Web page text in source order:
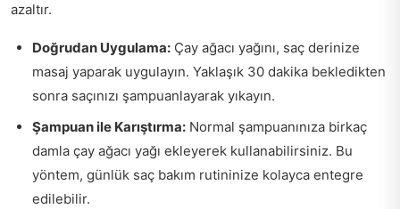
azaltır.
Doğrudan Uygulama: Çay ağacı yağını, saç derinize
masaj yaparak uygulayın. Yaklaşık 30 dakika bekledikten
sonra saçınızı şampuanlayarak yıkayın.
Şampuan ile Karıştırma: Normal şampuanınıza birkaç
damla çay ağacı yağı ekleyerek kullanabilirsiniz. Bu
yöntem, günlük saç bakım rutininize kolayca entegre
edilebilir.